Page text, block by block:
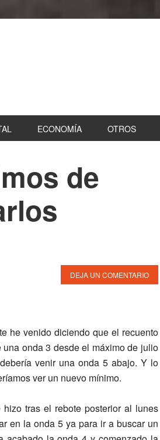
ECONOMÍA OTROS
de
DEJA UN COMENTARIO
he venido diciendo que el recuento
onda 3 desde el máximo de julio
venir una onda 5 abajo. Y lo
ver un nuevo mínimo.
tras el rebote posterior al lunes
en la onda 5 ya para ir a buscar un